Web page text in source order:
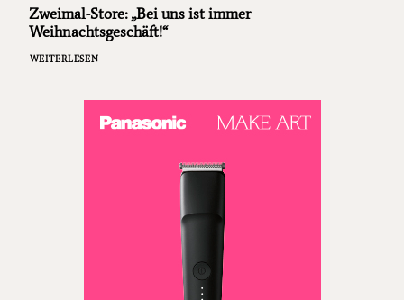
Zweimal-Store: „Bei uns ist immer
Weihnachtsgeschäft!“
WEITERLESEN